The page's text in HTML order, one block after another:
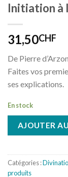
Initiation à
31,50CHF
De Pierre d’Arzon
Faites vos
ses explications.
En stock
AJOUTER
Catégories :
produits